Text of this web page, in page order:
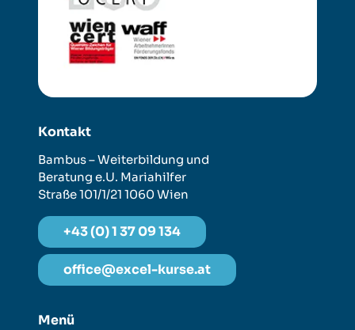
Kontakt
Bambus – Weiterbildung und
Beratung e.U. Mariahilfer
Straße 101/1/21 1060 Wien
+43 (0) 1 37 09 134
office@excel-kurse.at
Menü